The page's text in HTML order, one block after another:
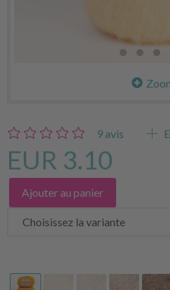
9 avis
EUR 3.10
Ajouter au panier